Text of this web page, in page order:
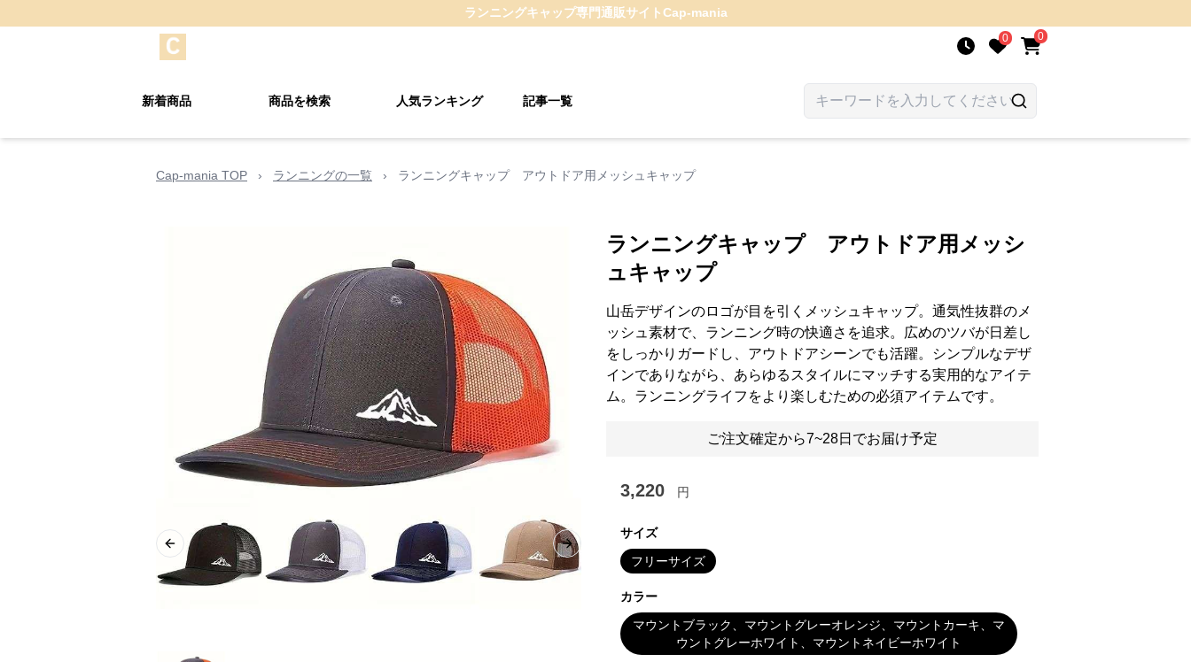
ランニングキャップ専門通販サイトCap-mania
0 0
新着商品 商品を検索 人気ランキング 記事一覧
Cap-mania TOP › ランニングの一覧 › ランニングキャップ アウトドア用メッシュキャップ
Previous slide Next slide
ランニングキャップ アウトドア用メッシ
ュキャップ
山岳デザインのロゴが目を引くメッシュキャップ。通気性抜群のメ
ッシュ素材で、ランニング時の快適さを追求。広めのツバが日差し
をしっかりガードし、アウトドアシーンでも活躍。シンプルなデザ
インでありながら、あらゆるスタイルにマッチする実用的なアイテ
ム。ランニングライフをより楽しむための必須アイテムです。
ご注文確定から7~28日でお届け予定
3,220 円
サイズ
フリーサイズ
カラー
マウントブラック、マウントグレーオレンジ、マウントカーキ、マ
ウントグレーホワイト、マウントネイビーホワイト